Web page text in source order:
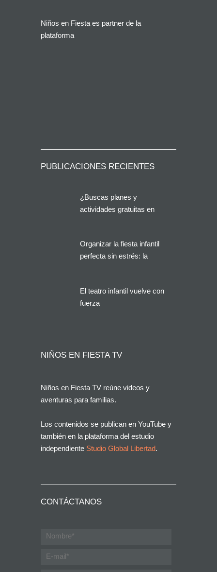
Niños en Fiesta es partner de la
plataforma
PUBLICACIONES RECIENTES
¿Buscas planes y
actividades gratuitas en
Organizar la fiesta infantil
perfecta sin estrés: la
El teatro infantil vuelve con
fuerza
NIÑOS EN FIESTA TV
Niños en Fiesta TV reúne videos y
aventuras para familias.
Los contenidos se publican en YouTube y
también en la plataforma del estudio
independiente Studio Global Libertad.
CONTÁCTANOS